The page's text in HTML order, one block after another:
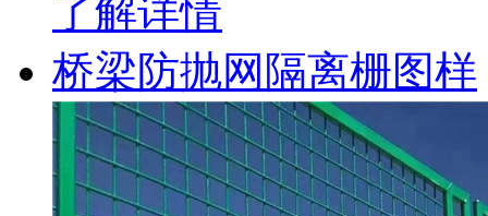
了解详情
桥梁防抛网隔离栅图样